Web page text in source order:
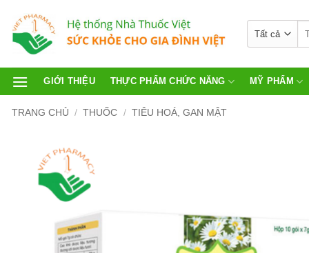
GIỚI THIỆU THỰC PHẨM CHỨC NĂNG MỸ PHẨM
TRANG CHỦ / THUỐC / TIÊU HOÁ, GAN MẬT